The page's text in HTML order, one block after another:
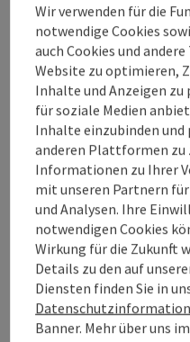
Privathaushalte
Arbeitskräfte aus der
ihre Zuverlässigkeit,
Einsatzbereitschaft.
die Region auch als
Das ...
Beschreibung
Kontakt
Öffnungszeiten
Wir verwenden für die
notwendige Cookies
auch Cookies und
Website zu optimieren,
Inhalte und Anzeigen
für soziale Medien
Inhalte einzubinden
anderen Plattformen zu
Informationen zu Ihrer
mit unseren Partnern
und Analysen. Ihre
notwendigen Cookies
Wirkung für die Zukunft
Details zu den auf
Diensten finden Sie in
Datenschutzinformation
Banner. Mehr über uns im